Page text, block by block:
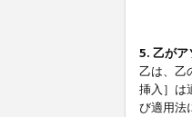
5. 乙がア
乙は、乙
挿入］は
び適用法